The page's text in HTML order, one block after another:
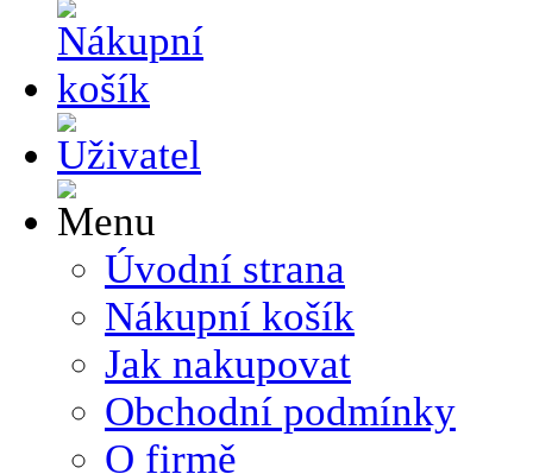
Úvodní strana
Nákupní košík
Jak nakupovat
Obchodní podmínky
O firmě